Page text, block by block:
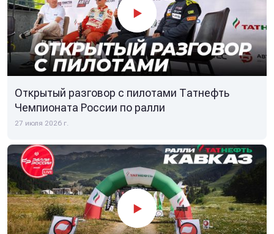
Открытый разговор с пилотами Татнефть
Чемпионата России по ралли
27 июля 2026 г.